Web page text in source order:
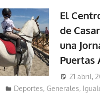
El
de
una
Puertas
21 abril,
Deportes, Generales,